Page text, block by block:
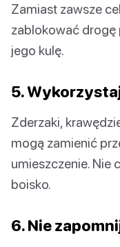
Zamiast zawsze
zablokować
jego kulę.
5.
Zderzaki,
mogą zamienić
umieszczenie. Nie
boisko.
6. Nie